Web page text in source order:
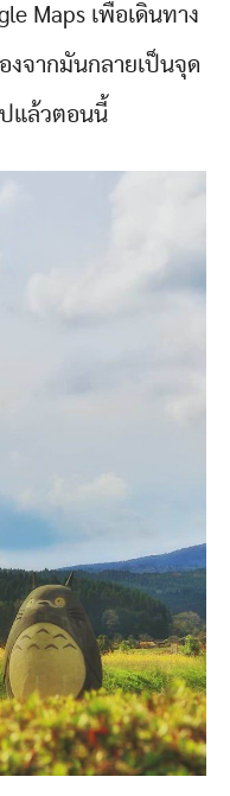
Maps เพื่อเดินทาง
งจากมันกลายเป็นจุด
แล้วตอนนี้